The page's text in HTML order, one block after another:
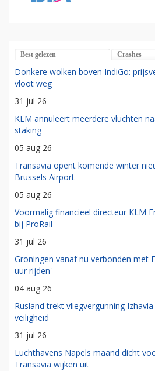
Best gelezen Crashes
Donkere wolken boven IndiGo:
vloot weg
31 jul 26
KLM annuleert meerdere vluchten
staking
05 aug 26
Transavia opent komende winter
Brussels Airport
05 aug 26
Voormalig financieel directeur KLM
bij ProRail
31 jul 26
Groningen vanaf nu verbonden met
uur rijden'
04 aug 26
Rusland trekt vliegvergunning
veiligheid
31 jul 26
Luchthavens Napels maand dicht
Transavia wijken uit